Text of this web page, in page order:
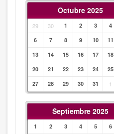
Octubre 2025
29 30 1 2 3 4
6
7 8 9 10 11
13
14 15 16 17 18
20
21 22 23 24 25
27
28 29 30 31 1
Septiembre 2025
1 2 3 4 5 6